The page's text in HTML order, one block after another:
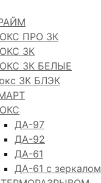
ПРО 3К
3К
3К БЕЛЫЕ
3К БЛЭК
ДА-97
ДА-92
ДА-61
ДА-61 с зеркалом